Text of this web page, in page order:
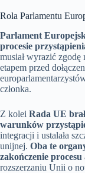
Rola Parlamentu
Parlament
procesie
musiał wyrazić
etapem przed
członka.
Z kolei Rada UE
warunków
integracji i ustalała
unijnej. Oba te
zakończenie procesu
rozszerzaniu Unii o